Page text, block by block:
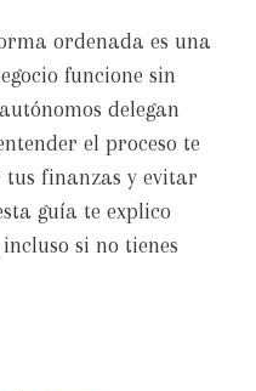
ordenada es una
funcione sin
delegan
el proceso te
finanzas y evitar
guía te explico
si no tienes